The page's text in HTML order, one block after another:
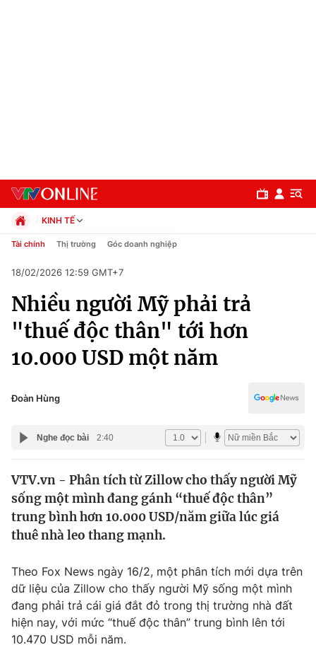
Chuyên mục
Chính trị
Xã hội
Pháp luật
Y tế
Thế giới
Tin tức
Thế giới đó đây
Câu chuyện quốc tế
Kinh tế
Thị trường
Góc doanh nghiệp
Dữ liệu và đời sống
Truyền hình
Phim VTV
KINH TẾ
Chính trị
Pháp luật
Kinh tế
Thể thao
Truyền hình
Văn hóa - Giải trí
Công nghệ
Tài chính Thị trường Góc doanh nghiệp
18/02/2026 12:59 GMT+7
Nhiều người Mỹ phải trả
"thuế độc thân" tới hơn
10.000 USD một năm
Đoàn Hùng
Nghe đọc bài 2:40
VTV.vn - Phân tích từ Zillow cho thấy người Mỹ
sống một mình đang gánh “thuế độc thân”
trung bình hơn 10.000 USD/năm giữa lúc giá
thuê nhà leo thang mạnh.
Theo Fox News ngày 16/2, một phân tích mới dựa trên
dữ liệu của Zillow cho thấy người Mỹ sống một mình
đang phải trả cái giá đắt đỏ trong thị trường nhà đất
hiện nay, với mức “thuế độc thân” trung bình lên tới
10.470 USD mỗi năm.